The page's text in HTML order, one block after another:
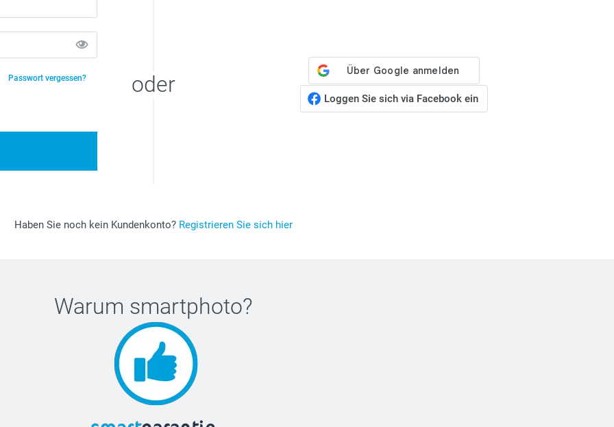
Passwort vergessen? oder
Loggen Sie sich via Facebook ein
Haben Sie noch kein Kundenkonto? Registrieren Sie sich hier
Warum smartphoto?